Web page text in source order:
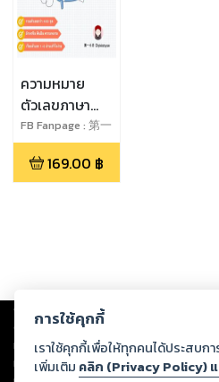
ความหมาย
ตัวเลขภาษา
จีนThai -
Chinese
Meaning
FB Fanpage : 第一
小月diyixiaoyue
169.00 ฿
Copyright © 2026
ต่อผลงานหรือเนื้อหาใดที่อัปโหลดผ่านเว็บไซ
ทรัพย์สินทางปัญญาของบุคคลอื่นหรือขัดต่อ
ทุกท่านโปรดใช้วิจารณญาณในการกลั่นกรอ
การใช้คุกกี้
เราใช้คุกกี้เพื่อให้ทุกคนได้ประสบ
เพิ่มเติม คลิก (Privacy Policy)